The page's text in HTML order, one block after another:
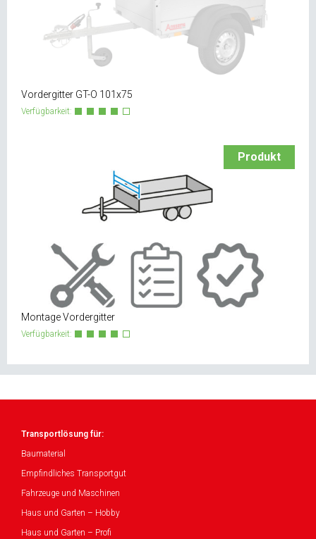
Vordergitter GT-O 101x75
Verfügbarkeit:
Produkt
Montage Vordergitter
Verfügbarkeit:
Transportlösung für:
Baumaterial
Empfindliches Transportgut
Fahrzeuge und Maschinen
Haus und Garten – Hobby
Haus und Garten – Profi